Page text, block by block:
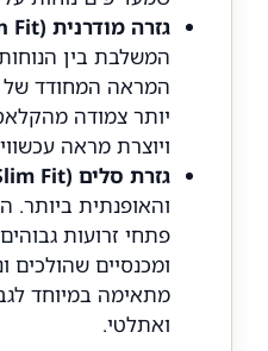
גזרה מודרנית (Modern Fit):
המשלבת בין
המראה המחודד של
יותר צמודה
ויוצרת מראה
גזרת סלים (Slim Fit):
והאופנתית ביותר.
פתחי זרועות
ומכנסיים שהולכים
מתאימה במיוחד
ואתלטי.